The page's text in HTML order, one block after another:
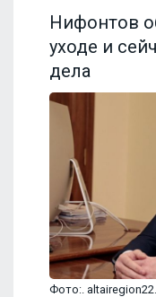
Нифонтов
уходе и
дела
Фото:.